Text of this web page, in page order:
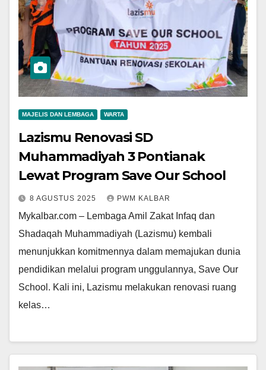
MAJELIS DAN LEMBAGA WARTA
Lazismu Renovasi SD
Muhammadiyah 3 Pontianak
Lewat Program Save Our School
8 AGUSTUS 2025 PWM KALBAR
Mykalbar.com – Lembaga Amil Zakat Infaq dan
Shadaqah Muhammadiyah (Lazismu) kembali
menunjukkan komitmennya dalam memajukan dunia
pendidikan melalui program unggulannya, Save Our
School. Kali ini, Lazismu melakukan renovasi ruang
kelas…